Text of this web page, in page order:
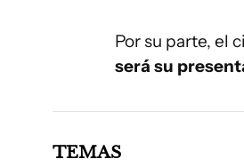
Por su parte, el
será su
TEMAS